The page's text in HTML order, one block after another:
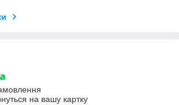
на вашу картку